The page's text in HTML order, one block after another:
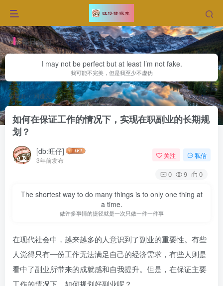
每日金句
I may not be perfect but at least I’m not fake.
我可能不完美，但是我至少不虚伪
首页 网赚文章 正文
如何在保证工作的情况下，实现在职副业的长期规
划？
[db:旺仔]
3年前发布
关注 私信
0 9 0
The shortest way to do many things is to only one thing at
a time.
做许多事情的捷径就是一次只做一件一件事
在现代社会中，越来越多的人意识到了副业的重要性。有些
人觉得只有一份工作无法满足自己的经济需求，有些人则是
看中了副业所带来的成就感和自我提升。但是，在保证主要
工作的情况下，如何规划好副业呢？